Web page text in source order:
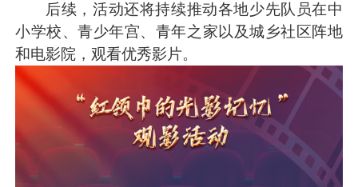
后续，活动还将持续推动各地少先队员在中
小学校、青少年宫、青年之家以及城乡社区阵地
和电影院，观看优秀影片。